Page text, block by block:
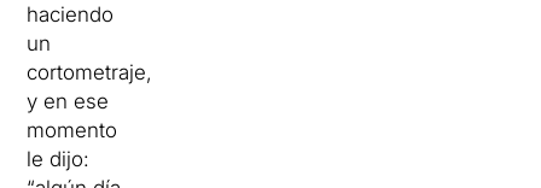
haciendo
un
cortometraje,
y en ese
momento
le dijo: